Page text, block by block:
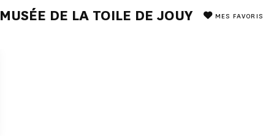
MUSÉE DE LA TOILE DE JOUY MES FAVORIS